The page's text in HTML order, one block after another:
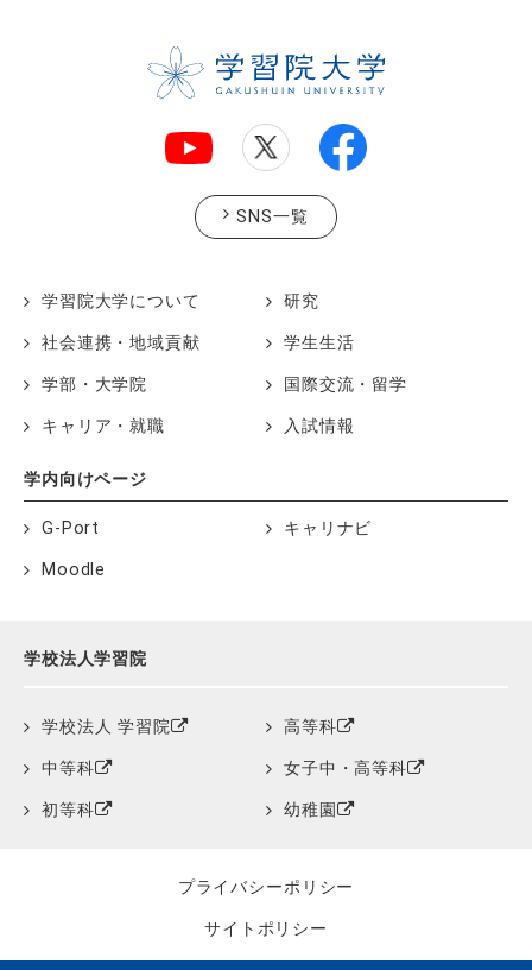
SNS一覧
学習院大学について 研究
社会連携・地域貢献 学生生活
学部・大学院 国際交流・留学
キャリア・就職 入試情報
学内向けページ
G-Port キャリナビ
Moodle
学校法人学習院
学校法人 学習院 高等科
中等科 女子中・高等科
初等科 幼稚園
プライバシーポリシー
サイトポリシー